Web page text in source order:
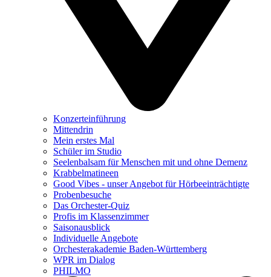
Konzerteinführung
Mittendrin
Mein erstes Mal
Schüler im Studio
Seelenbalsam für Menschen mit und ohne Demenz
Krabbelmatineen
Good Vibes - unser Angebot für Hörbeeinträchtigte
Probenbesuche
Das Orchester-Quiz
Profis im Klassenzimmer
Saisonausblick
Individuelle Angebote
Orchesterakademie Baden-Württemberg
WPR im Dialog
PHILMO